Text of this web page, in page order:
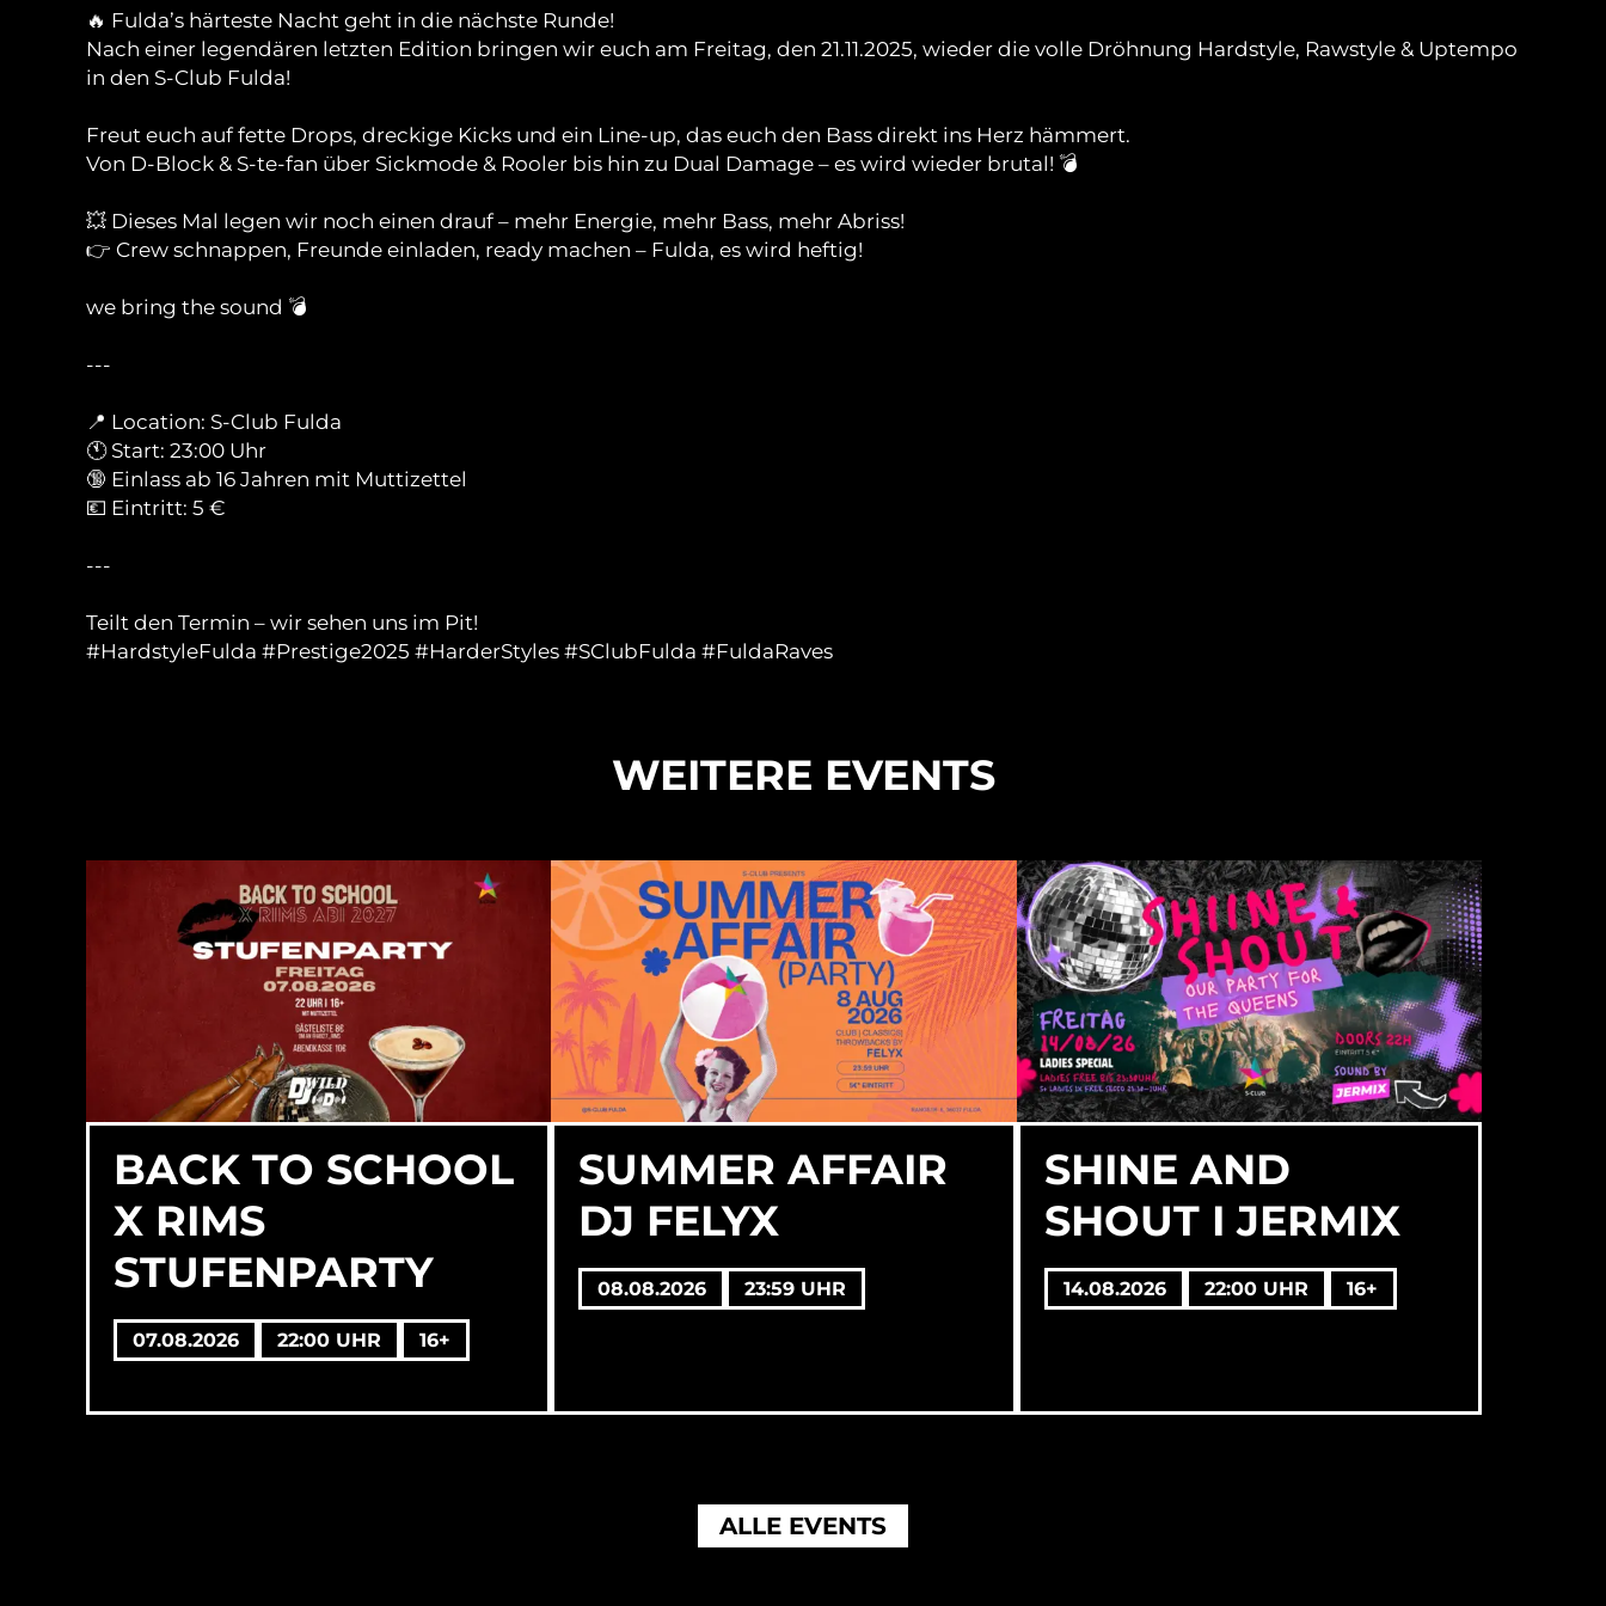
🔥 Fulda’s härteste Nacht geht in die nächste Runde!
Nach einer legendären letzten Edition bringen wir euch am Freitag, den 21.11.2025, wieder die volle Dröhnung Hardstyle, Rawstyle & Uptempo
in den S-Club Fulda!
Freut euch auf fette Drops, dreckige Kicks und ein Line-up, das euch den Bass direkt ins Herz hämmert.
Von D-Block & S-te-fan über Sickmode & Rooler bis hin zu Dual Damage – es wird wieder brutal! 💣
💥 Dieses Mal legen wir noch einen drauf – mehr Energie, mehr Bass, mehr Abriss!
👉 Crew schnappen, Freunde einladen, ready machen – Fulda, es wird heftig!
we bring the sound 💣
---
📍 Location: S-Club Fulda
🕚 Start: 23:00 Uhr
🔞 Einlass ab 16 Jahren mit Muttizettel
💶 Eintritt: 5 €
---
Teilt den Termin – wir sehen uns im Pit!
#HardstyleFulda #Prestige2025 #HarderStyles #SClubFulda #FuldaRaves
WEITERE EVENTS
BACK TO SCHOOL
X RIMS
STUFENPARTY
07.08.2026 22:00 UHR 16+
SUMMER AFFAIR
DJ FELYX
08.08.2026 23:59 UHR
SHINE AND
SHOUT I JERMIX
14.08.2026 22:00 UHR 16+
ALLE EVENTS